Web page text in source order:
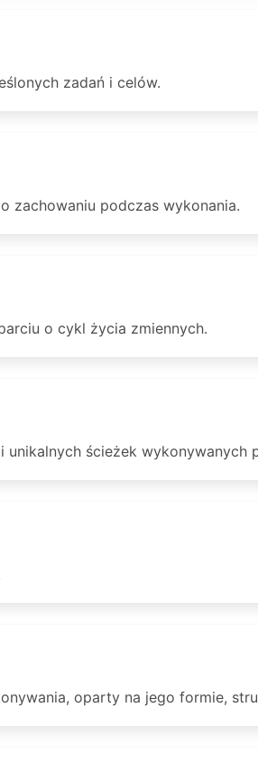
zadań i celów.
zachowaniu podczas wykonania.
o cykl życia zmiennych.
ścieżek wykonywanych
oparty na jego formie,